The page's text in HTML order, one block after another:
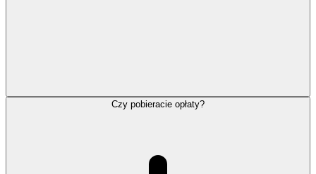
Czy pobieracie opłaty?